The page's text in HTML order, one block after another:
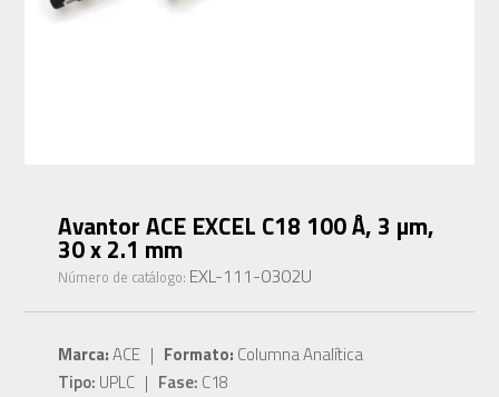
Avantor ACE EXCEL C18 100 Å, 3 µm,
30 x 2.1 mm
Número de catálogo: EXL-111-0302U
Marca:ACE | Formato: Columna Analítica
Tipo: UPLC | Fase: C18